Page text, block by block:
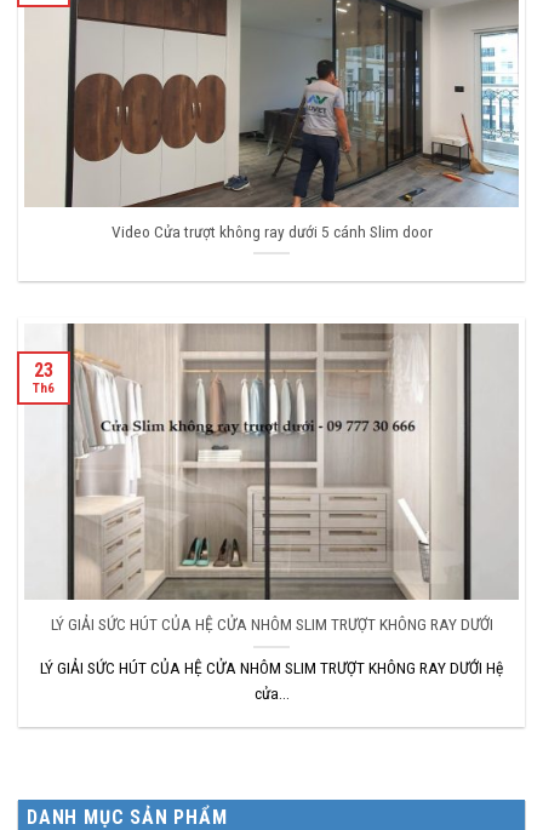
Video Cửa trượt không ray dưới 5 cánh Slim door
LÝ GIẢI SỨC HÚT CỦA HỆ CỬA NHÔM SLIM TRƯỢT KHÔNG RAY DƯỚI
LÝ GIẢI SỨC HÚT CỦA HỆ CỬA NHÔM SLIM TRƯỢT KHÔNG RAY DƯỚI Hệ
cửa...
23
Th6
DANH MỤC SẢN PHẨM